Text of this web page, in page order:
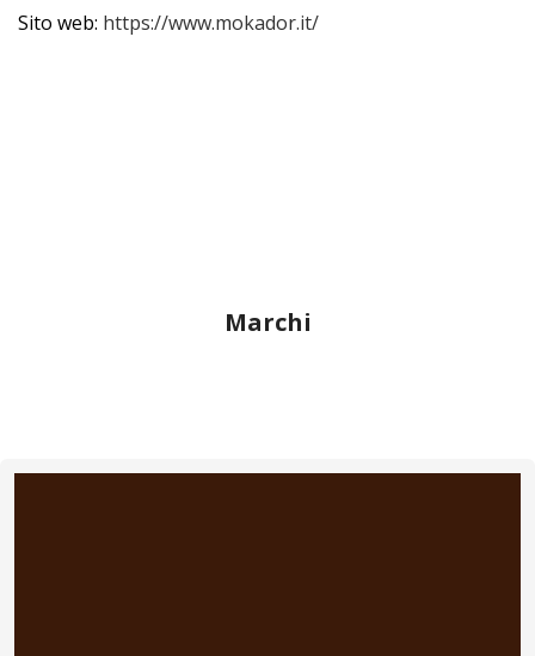
Sito web: https://www.mokador.it/
Marchi